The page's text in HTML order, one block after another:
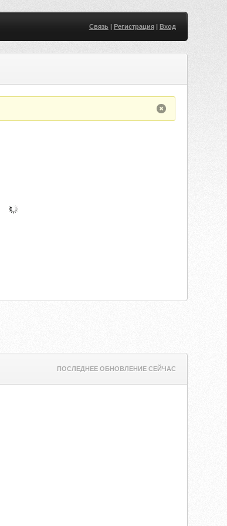
Связь| Регистрация| Вход
ПОСЛЕДНЕЕ ОБНОВЛЕНИЕ СЕЙЧАС